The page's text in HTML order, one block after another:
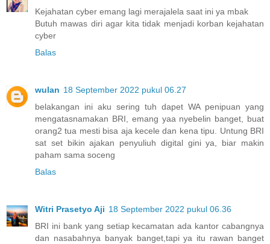
Kejahatan cyber emang lagi merajalela saat ini ya mbak
Butuh mawas diri agar kita tidak menjadi korban kejahatan
cyber
Balas
wulan 18 September 2022 pukul 06.27
belakangan ini aku sering tuh dapet WA penipuan yang
mengatasnamakan BRI, emang yaa nyebelin banget, buat
orang2 tua mesti bisa aja kecele dan kena tipu. Untung BRI
sat set bikin ajakan penyuliuh digital gini ya, biar makin
paham sama soceng
Balas
Witri Prasetyo Aji 18 September 2022 pukul 06.36
BRI ini bank yang setiap kecamatan ada kantor cabangnya
dan nasabahnya banyak banget,tapi ya itu rawan banget